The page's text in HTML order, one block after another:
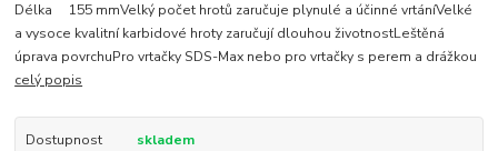
Délka 155 mmVelký počet hrotů zaručuje plynulé a účinné vrtáníVelké
a vysoce kvalitní karbidové hroty zaručují dlouhou životnostLeštěná
úprava povrchuPro vrtačky SDS-Max nebo pro vrtačky s perem a drážkou
celý popis
Dostupnost skladem